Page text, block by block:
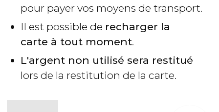
pour payer vos moyens de transport.
Il est possible de recharger la
carte à tout moment.
L'argent non utilisé sera restitué
lors de la restitution de la carte.